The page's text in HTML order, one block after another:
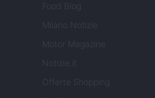
Food Blog
Milano Notizie
Motor Magazine
Notizie.it
Offerte Shopping